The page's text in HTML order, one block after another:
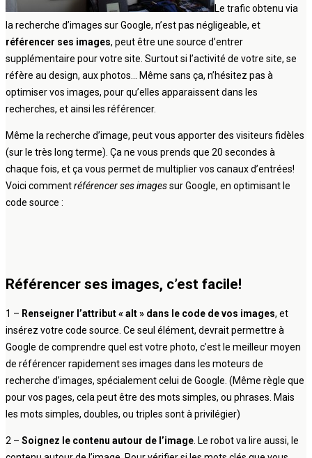
Le trafic obtenu via
la recherche d’images sur Google, n’est pas négligeable, et
référencer ses images, peut être une source d’entrer
supplémentaire pour votre site. Surtout si l’activité de votre site, se
réfère au design, aux photos… Même sans ça, n’hésitez pas à
optimiser vos images, pour qu’elles apparaissent dans les
recherches, et ainsi les référencer.
Même la recherche d’image, peut vous apporter des visiteurs fidèles
(sur le très long terme). Ça ne vous prends que 20 secondes à
chaque fois, et ça vous permet de multiplier vos canaux d’entrées!
Voici commentréférencer ses imagessur Google, en optimisant le
code source :
Référencer ses images, c’est facile!
1 – Renseigner l’attribut « alt » dans le code de vos images, et
insérez votre code source. Ce seul élément, devrait permettre à
Google de comprendre quel est votre photo, c’est le meilleur moyen
de référencer rapidement ses images dans les moteurs de
recherche d’images, spécialement celui de Google. (Même règle que
pour vos pages, cela peut être des mots simples, ou phrases. Mais
les mots simples, doubles, ou triples sont à privilégier)
2 – Soignez le contenu autour de l’image . Le robot va lire aussi, le